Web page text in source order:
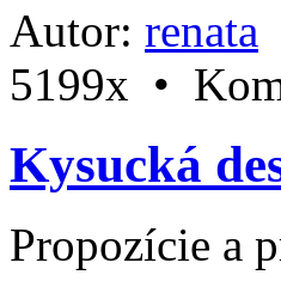
Autor: renata
5199x •
Kysucká
Propozície a